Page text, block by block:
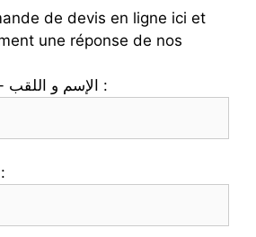
de devis en ligne ici et
une réponse de nos
Nom et prénom - الإسم و اللقب :
Société - الشركة :